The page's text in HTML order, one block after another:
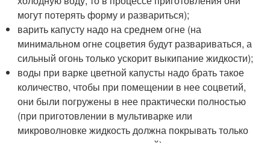
могут потерять форму и развариться);
варить капусту надо на среднем огне (на
минимальном огне соцветия будут развариваться, а
сильный огонь только ускорит выкипание жидкости);
воды при варке цветной капусты надо брать такое
количество, чтобы при помещении в нее соцветий,
они были погружены в нее практически полностью
(при приготовлении в мультиварке или
микроволновке жидкость должна покрывать только